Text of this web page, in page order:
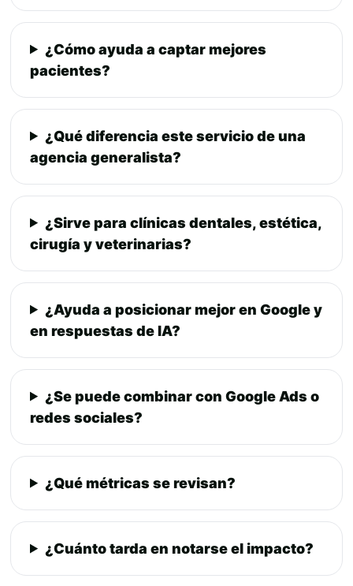
¿Cómo ayuda a captar mejores
pacientes?
¿Qué diferencia este servicio de una
agencia generalista?
¿Sirve para clínicas dentales, estética,
cirugía y veterinarias?
¿Ayuda a posicionar mejor en Google y
en respuestas de IA?
¿Se puede combinar con Google Ads o
redes sociales?
¿Qué métricas se revisan?
¿Cuánto tarda en notarse el impacto?